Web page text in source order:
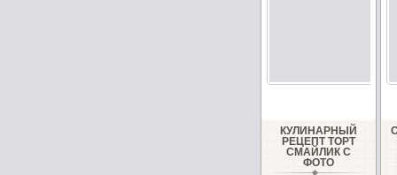
КУЛИНАРНЫЙ
РЕЦЕПТ ТОРТ
СМАЙЛИК С
ФОТО